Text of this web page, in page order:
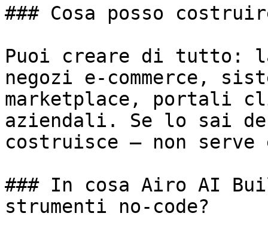
### Cosa posso
Puoi creare di tutto:
negozi e-commerce,
marketplace, portali
aziendali. Se lo sai
costruisce — non
### In cosa Airo AI
strumenti no-code?